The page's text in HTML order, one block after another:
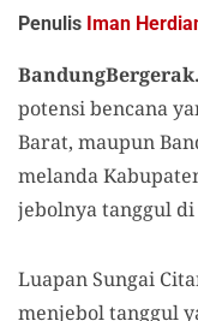
Penulis Iman
potensi bencana
Barat, maupun
melanda
jebolnya tanggul
Luapan Sungai
menjebol tanggul